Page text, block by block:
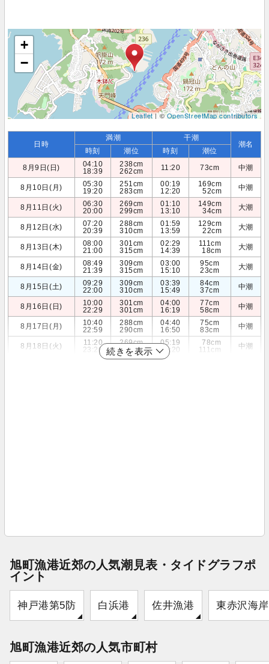
+
−
Leaflet| ©OpenStreetMap contributors
日時
満潮 干潮
潮名
時刻 潮位 時刻
潮位
8月9日(日)
04:10
18:39
238cm
262cm
11:20 73cm 中潮
8月10日(月)
05:30
19:20
251cm
283cm
00:19
12:20
169cm
52cm
中潮
8月11日(火)
06:30
20:00
269cm
299cm
01:10
13:10
149cm
34cm
大潮
8月12日(水)
07:20
20:39
288cm
310cm
01:59
13:59
129cm
22cm
大潮
8月13日(木)
08:00
21:00
301cm
315cm
02:29
14:39
111cm
18cm
大潮
8月14日(金)
08:49
21:39
309cm
315cm
03:00
15:10
95cm
23cm
大潮
8月15日(土)
09:29
22:00
309cm
310cm
03:39
15:49
84cm
37cm
中潮
8月16日(日)
10:00
22:29
301cm
301cm
04:00
16:19
77cm
58cm
中潮
8月17日(月)
10:40
22:59
288cm
290cm
04:40
16:50
75cm
83cm
中潮
8月18日(火)
11:20
23:20
269cm
276cm
05:19
17:20
78cm
111cm
中潮
続きを表示
旭町漁港近郊の人気潮見表・タイドグラフポ
イント
神戸港第5防 白浜港 佐井漁港 東赤沢海岸
旭町漁港近郊の人気市町村